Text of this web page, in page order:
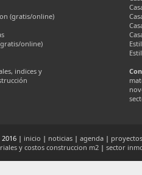
(gratis/online)
online)
indices y
| inicio | noticias| agenda|
y costos construccion m2 | sector